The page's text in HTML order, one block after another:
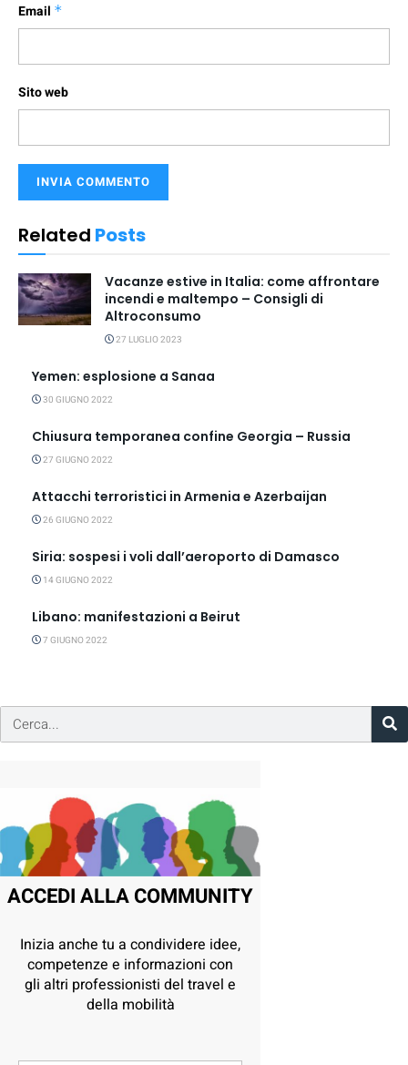
Email *
Sito web
Related Posts
Vacanze estive in Italia: come affrontare
incendi e maltempo – Consigli di
Altroconsumo
27 LUGLIO 2023
Yemen: esplosione a Sanaa
30 GIUGNO 2022
Chiusura temporanea confine Georgia – Russia
27 GIUGNO 2022
Attacchi terroristici in Armenia e Azerbaijan
26 GIUGNO 2022
Siria: sospesi i voli dall’aeroporto di Damasco
14 GIUGNO 2022
Libano: manifestazioni a Beirut
7 GIUGNO 2022
ACCEDI ALLA COMMUNITY
Inizia anche tu a condividere idee,
competenze e informazioni con
gli altri professionisti del travel e
della mobilità